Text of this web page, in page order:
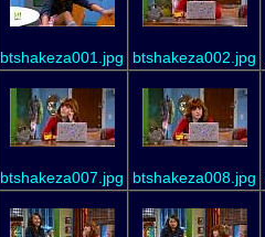
btshakeza001.jpg btshakeza002.jpg
btshakeza007.jpg btshakeza008.jpg